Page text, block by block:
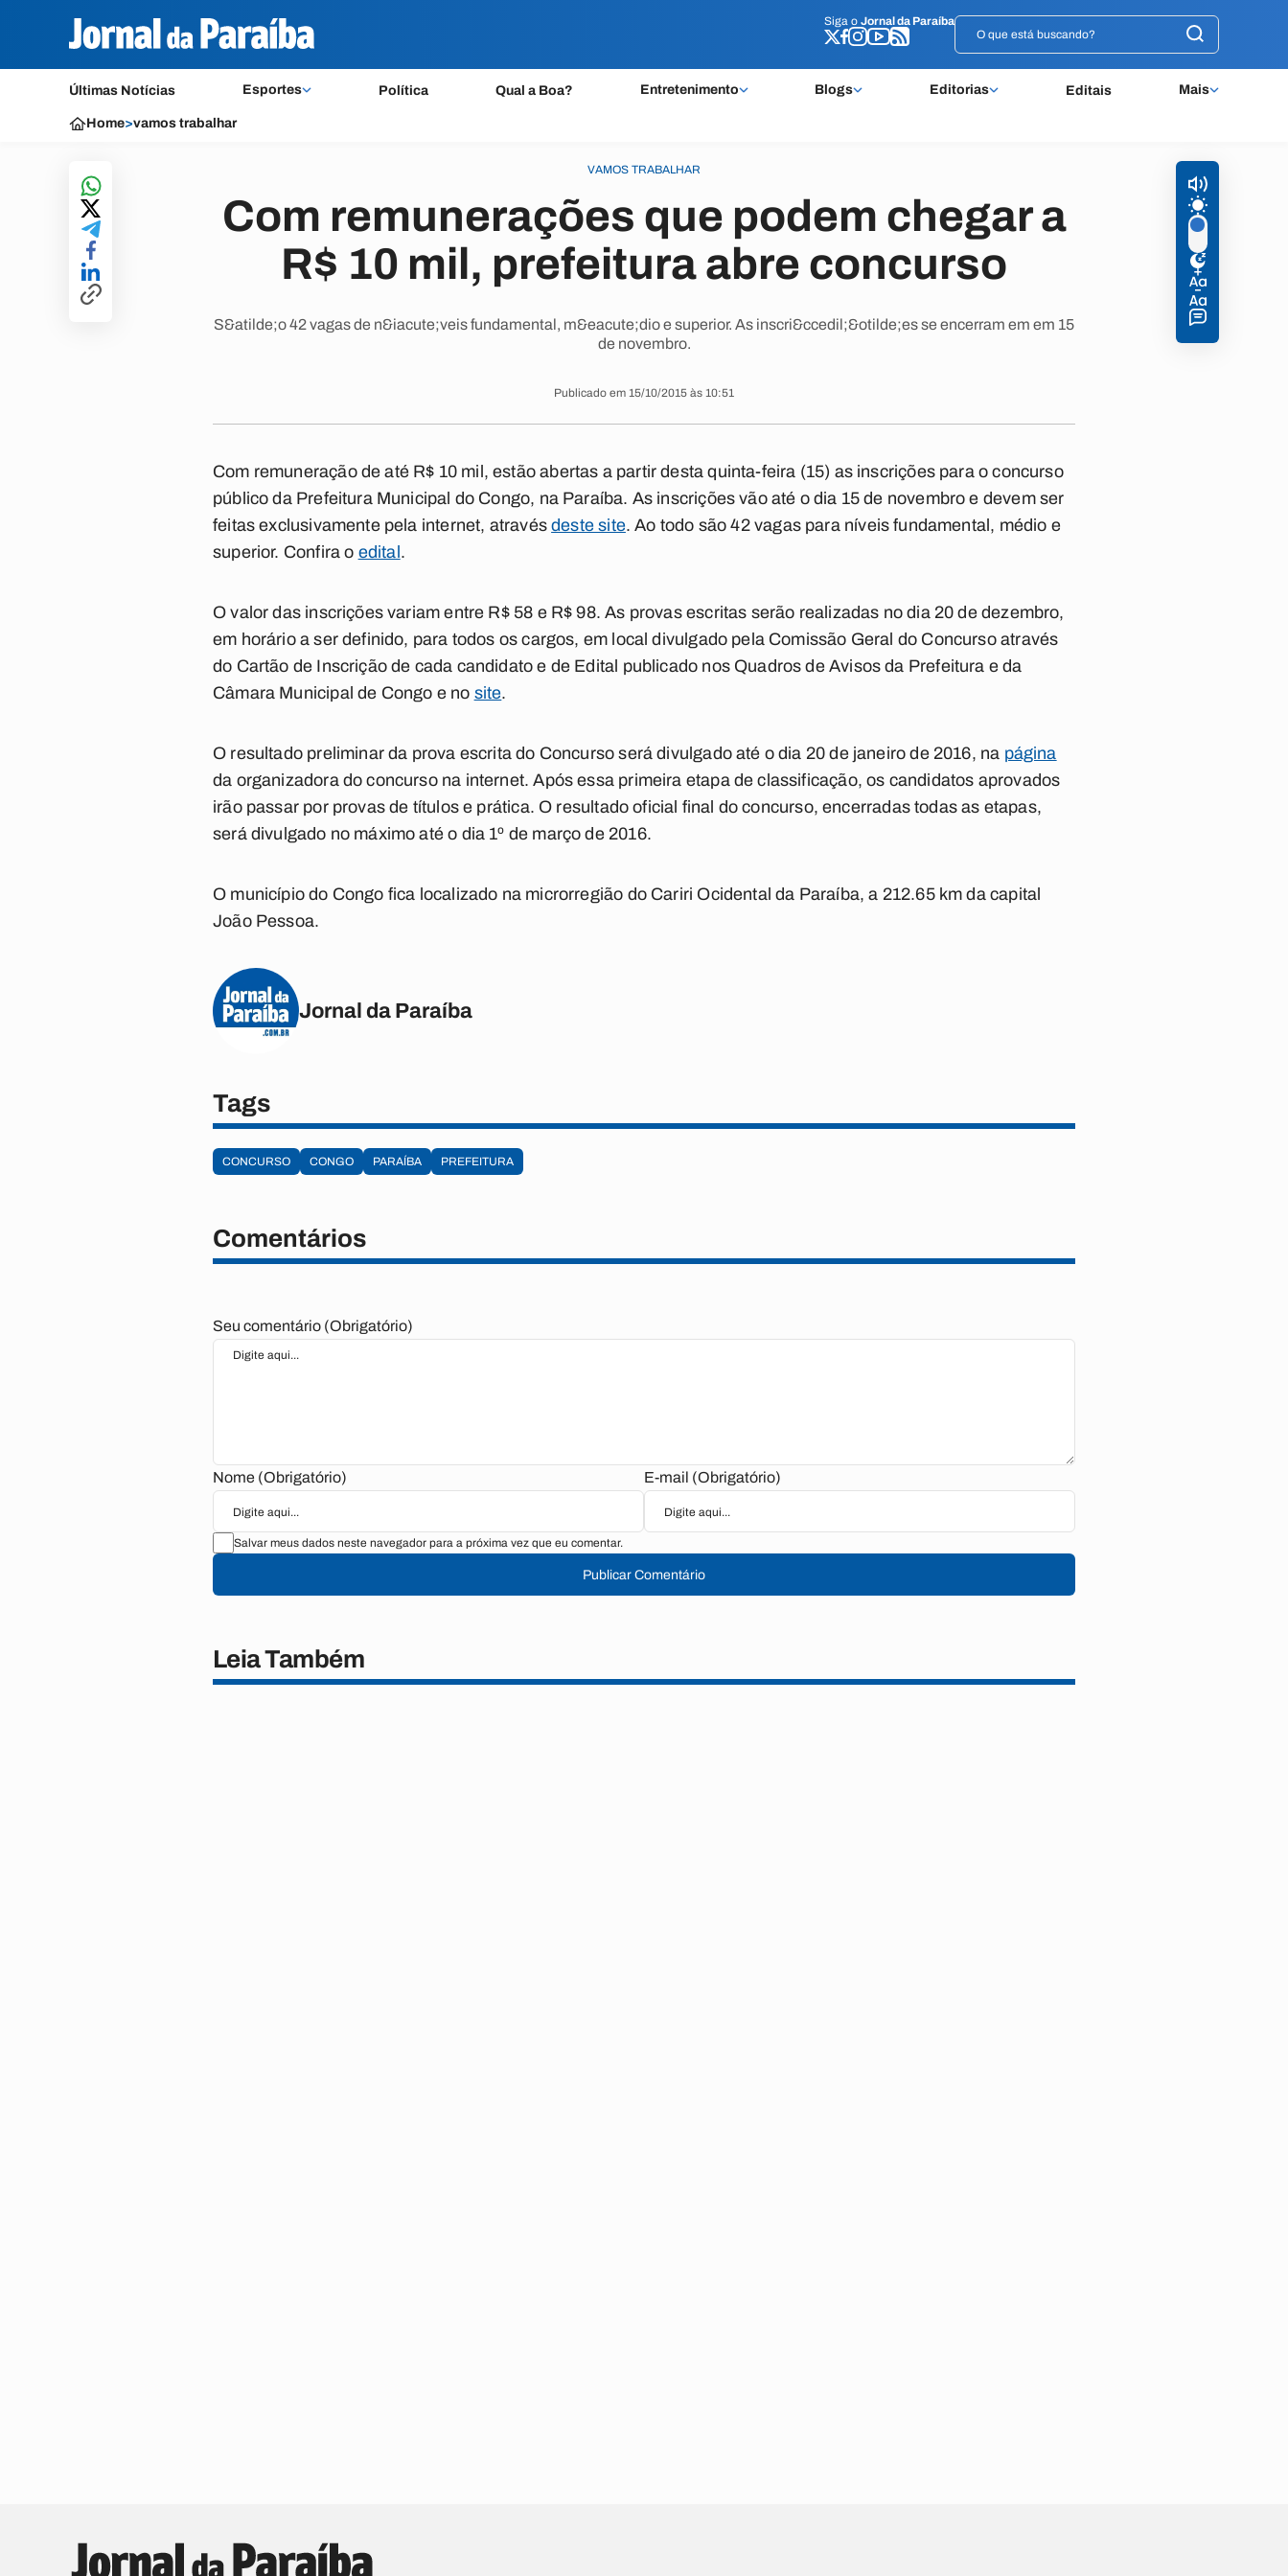
Siga o Jornal da Paraíba
Últimas Notícias Esportes Política Qual a Boa? Entretenimento Blogs Editorias Editais Mais
Siga o Jornal da Paraíba
Home>vamos trabalhar
VAMOS TRABALHAR
Com remunerações que podem chegar a
R$ 10 mil, prefeitura abre concurso
S&atilde;o 42 vagas de n&iacute;veis fundamental, m&eacute;dio e superior. As inscri&ccedil;&otilde;es se encerram em em 15
de novembro.
Publicado em 15/10/2015 às 10:51
Com remuneração de até R$ 10 mil, estão abertas a partir desta quinta-feira (15) as inscrições para o concurso
público da Prefeitura Municipal do Congo, na Paraíba. As inscrições vão até o dia 15 de novembro e devem ser
feitas exclusivamente pela internet, atravésdeste site. Ao todo são 42 vagas para níveis fundamental, médio e
superior. Confira o edital .
O valor das inscrições variam entre R$ 58 e R$ 98. As provas escritas serão realizadas no dia 20 de dezembro,
em horário a ser definido, para todos os cargos, em local divulgado pela Comissão Geral do Concurso através
do Cartão de Inscrição de cada candidato e de Edital publicado nos Quadros de Avisos da Prefeitura e da
Câmara Municipal de Congo e no site.
O resultado preliminar da prova escrita do Concurso será divulgado até o dia 20 de janeiro de 2016, na página
da organizadora do concurso na internet. Após essa primeira etapa de classificação, os candidatos aprovados
irão passar por provas de títulos e prática. O resultado oficial final do concurso, encerradas todas as etapas,
será divulgado no máximo até o dia 1º de março de 2016.
O município do Congo fica localizado na microrregião do Cariri Ocidental da Paraíba, a 212.65 km da capital
João Pessoa.
Jornal da Paraíba
Tags
CONCURSO CONGO PARAÍBA PREFEITURA
Comentários
Seu comentário (Obrigatório)
Nome (Obrigatório) E-mail (Obrigatório)
Salvar meus dados neste navegador para a próxima vez que eu comentar.
Publicar Comentário
Leia Também